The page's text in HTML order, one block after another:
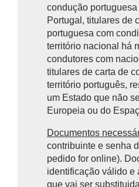
condução
Portugal, titulares de
portuguesa com
território nacional há
condutores com
titulares de carta de
território português,
um Estado que não
Europeia ou do
Documentos
contribuinte e senha
pedido for online).
identificação válido e
que vai ser